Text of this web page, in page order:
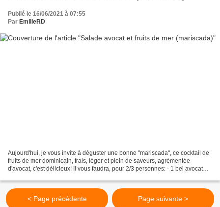
Publié le 16/06/2021 à 07:55
Par EmilieRD
Aujourd'hui, je vous invite à déguster une bonne "mariscada", ce cocktail de
fruits de mer dominicain, frais, léger et plein de saveurs, agrémentée
d'avocat, c'est délicieux! Il vous faudra, pour 2/3 personnes: - 1 bel avocat
< Page précédente Page suivante >